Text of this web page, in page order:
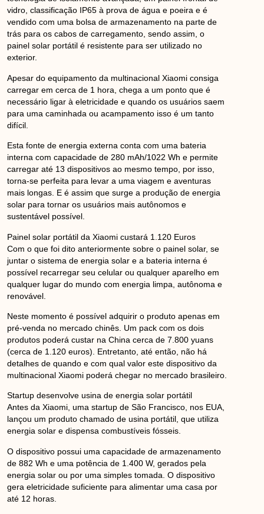
vidro, classificação IP65 à prova de água e poeira e é
vendido com uma bolsa de armazenamento na parte de
trás para os cabos de carregamento, sendo assim, o
painel solar portátil é resistente para ser utilizado no
exterior.
Apesar do equipamento da multinacional Xiaomi consiga
carregar em cerca de 1 hora, chega a um ponto que é
necessário ligar à eletricidade e quando os usuários saem
para uma caminhada ou acampamento isso é um tanto
difícil.
Esta fonte de energia externa conta com uma bateria
interna com capacidade de 280 mAh/1022 Wh e permite
carregar até 13 dispositivos ao mesmo tempo, por isso,
torna-se perfeita para levar a uma viagem e aventuras
mais longas. E é assim que surge a produção de energia
solar para tornar os usuários mais autônomos e
sustentável possível.
Painel solar portátil da Xiaomi custará 1.120 Euros
Com o que foi dito anteriormente sobre o painel solar, se
juntar o sistema de energia solar e a bateria interna é
possível recarregar seu celular ou qualquer aparelho em
qualquer lugar do mundo com energia limpa, autônoma e
renovável.
Neste momento é possível adquirir o produto apenas em
pré-venda no mercado chinês. Um pack com os dois
produtos poderá custar na China cerca de 7.800 yuans
(cerca de 1.120 euros). Entretanto, até então, não há
detalhes de quando e com qual valor este dispositivo da
multinacional Xiaomi poderá chegar no mercado brasileiro.
Startup desenvolve usina de energia solar portátil
Antes da Xiaomi, uma startup de São Francisco, nos EUA,
lançou um produto chamado de usina portátil, que utiliza
energia solar e dispensa combustíveis fósseis.
O dispositivo possui uma capacidade de armazenamento
de 882 Wh e uma potência de 1.400 W, gerados pela
energia solar ou por uma simples tomada. O dispositivo
gera eletricidade suficiente para alimentar uma casa por
até 12 horas.